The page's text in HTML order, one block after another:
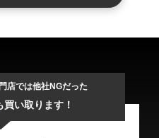
店では他社NGだった
い取ります！